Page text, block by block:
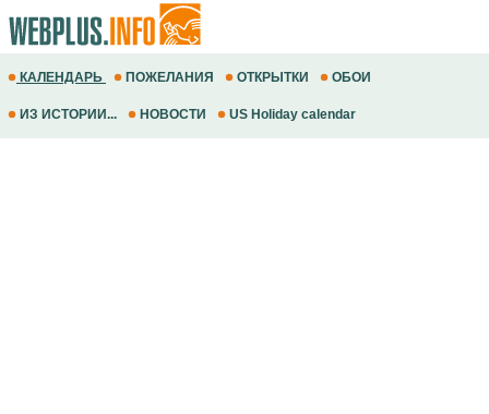
КАЛЕНДАРЬ ПОЖЕЛАНИЯ ОТКРЫТКИ ОБОИ
ИЗ ИСТОРИИ... НОВОСТИ US Holiday calendar